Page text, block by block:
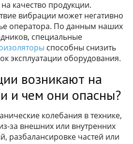
качество продукции.
вибрации может негативно
оператора. По данным наших
специальные
способны снизить
эксплуатации оборудования.
возникают на
и чем они опасны?
колебания в технике,
за внешних или внутренних
разбалансировке частей или